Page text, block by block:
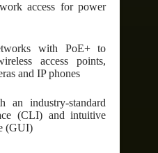
access for power
with PoE+ to
access points,
and IP phones
an industry-standard
(CLI) and intuitive
(GUI)